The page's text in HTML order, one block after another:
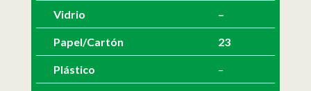
Vidrio –
Papel/Cartón 23
Plástico –